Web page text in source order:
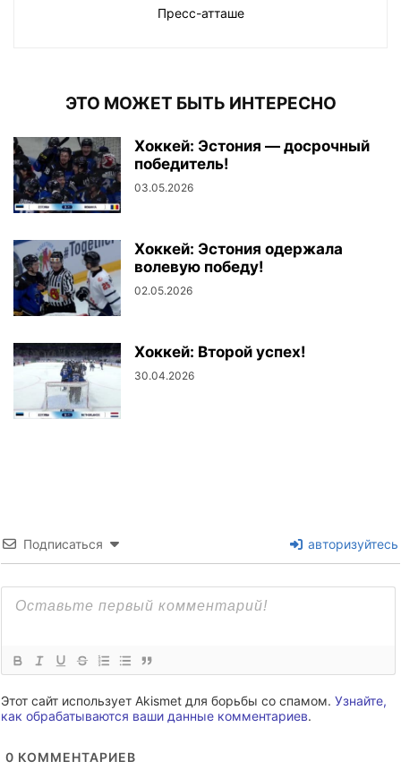
Пресс-атташе
ЭТО МОЖЕТ БЫТЬ ИНТЕРЕСНО
Хоккей: Эстония — досрочный
победитель!
03.05.2026
Хоккей: Эстония одержала
волевую победу!
02.05.2026
Хоккей: Второй успех!
30.04.2026
Подписаться авторизуйтесь
Этот сайт использует Akismet для борьбы со спамом. Узнайте,
как обрабатываются ваши данные комментариев.
0 КОММЕНТАРИЕВ